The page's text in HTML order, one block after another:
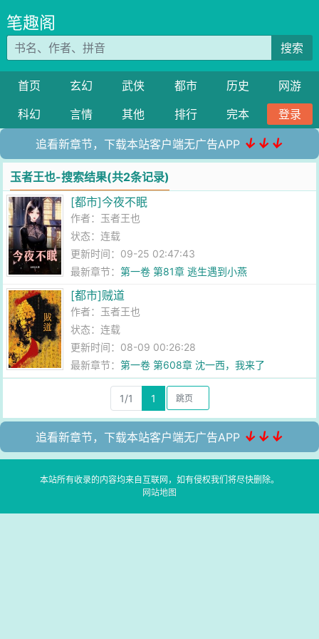
笔趣阁
搜索
首页 玄幻 武侠 都市 历史
网游
科幻
言情 其他 排行 完本 登录
追看新章节，下载本站客户端无广告APP ↓↓↓
玉者王也-搜索结果(共2条记录)
[都市]今夜不眠
作者： 玉者王也
状态：连载
更新时间：09-25 02:47:43
最新章节：第一卷 第81章 逃生遇到小燕
[都市]贼道
作者： 玉者王也
状态：连载
更新时间：08-09 00:26:28
最新章节：第一卷 第608章 沈一西，我来了
1/1 1
追看新章节，下载本站客户端无广告APP ↓↓↓
本站所有收录的内容均来自互联网，如有侵权我们将尽快删除。
网站地图